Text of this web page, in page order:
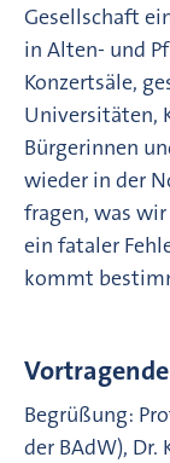
Gesellschaft
in Alten- und
Konzertsäle,
Universitäten,
Bürgerinnen
wieder in der
fragen, was
ein fataler
kommt
Vortragende
Begrüßung:
der BAdW),